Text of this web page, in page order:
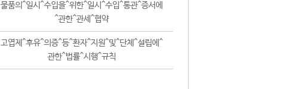
물품의^일시^수입을^위한^일시^수입^통관^증서에
^관한^관세^협약
고엽제^후유^의증^등^환자^지원^및^단체^설립에^
관한^법률^시행^규칙